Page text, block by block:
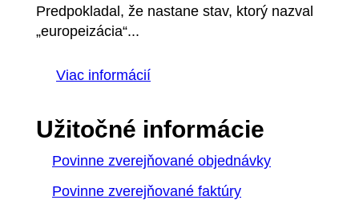
Predpokladal, že nastane stav, ktorý nazval
„europeizácia“...
Viac informácií
Užitočné informácie
Povinne zverejňované objednávky
Povinne zverejňované faktúry